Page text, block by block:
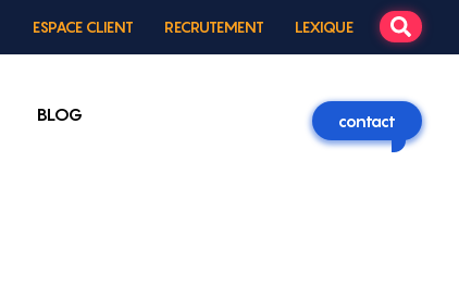
ESPACE CLIENT RECRUTEMENT LEXIQUE
BLOG contact